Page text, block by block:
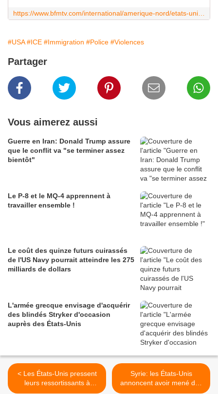
#USA #ICE #Immigration #Police #Violences
Partager
Vous aimerez aussi
Guerre en Iran: Donald Trump assure
que le conflit va "se terminer assez
bientôt"
Le P-8 et le MQ-4 apprennent à
travailler ensemble !
Le coût des quinze futurs cuirassés
de l'US Navy pourrait atteindre les 275
milliards de dollars
L'armée grecque envisage d'acquérir
des blindés Stryker d'occasion
auprès des États-Unis
< Les États-Unis pressent
leurs ressortissants à
quitter "immédiatement" le
Syrie: les États-Unis
annoncent avoir mené des
frappes "à grande échelle"